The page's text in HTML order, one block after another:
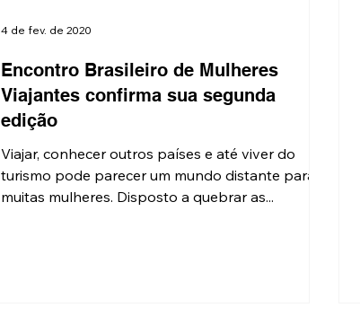
Encontro Brasileiro de Mulheres
Viajantes confirma sua segunda
edição
Viajar, conhecer outros países e até viver do
turismo pode parecer um mundo distante para
muitas mulheres. Disposto a quebrar as...
4 de fev. de 2020